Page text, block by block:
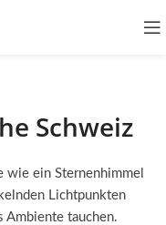
Schweiz
wie ein Sternenhimmel
Lichtpunkten
Ambiente tauchen.